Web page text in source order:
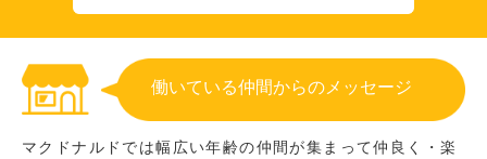
働いている仲間からのメッセージ
マクドナルドでは幅広い年齢の仲間が集まって仲良く・楽